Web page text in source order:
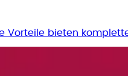
Vorteile bieten